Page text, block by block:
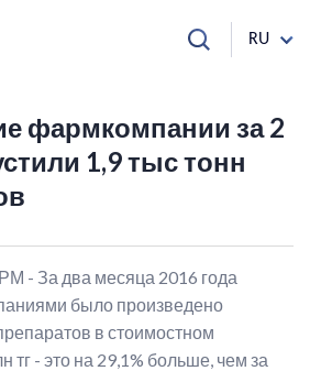
RU
фармкомпании за 2
1,9 тыс тонн
За два месяца 2016 года
было произведено
в стоимостном
тг - это на 29,1% больше, чем за